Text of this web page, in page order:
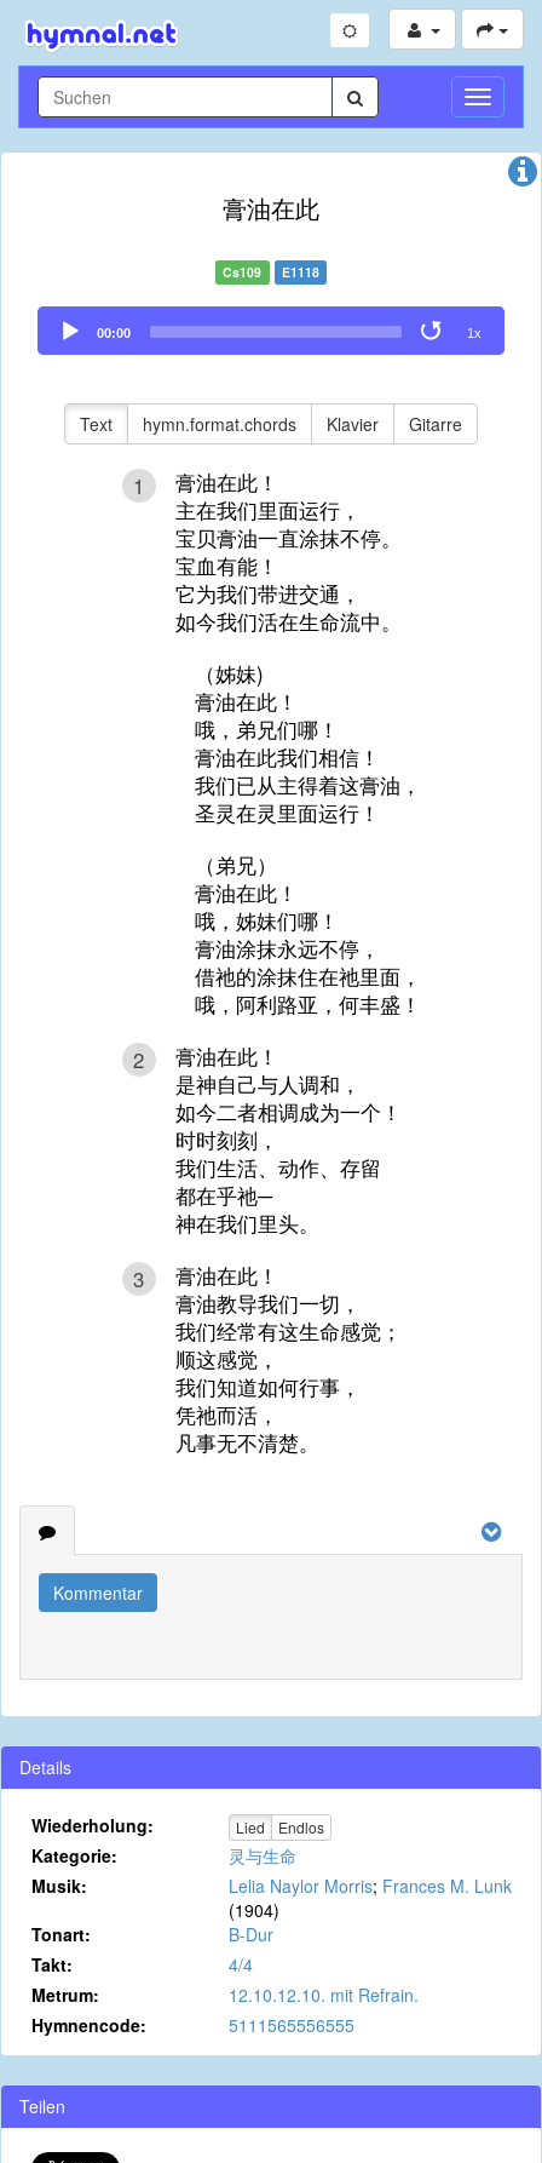
膏油在此
Cs109 E1118
Audio
Player
00:00 1x
Text hymn.format.chords Klavier Gitarre
1
膏油在此！
主在我们里面运行，
宝贝膏油一直涂抹不停。
宝血有能！
它为我们带进交通，
如今我们活在生命流中。
（姊妹)
膏油在此！
哦，弟兄们哪！
膏油在此我们相信！
我们已从主得着这膏油，
圣灵在灵里面运行！
（弟兄）
膏油在此！
哦，姊妹们哪！
膏油涂抹永远不停，
借祂的涂抹住在祂里面，
哦，阿利路亚，何丰盛！
2
膏油在此！
是神自己与人调和，
如今二者相调成为一个！
时时刻刻，
我们生活、动作、存留
都在乎祂─
神在我们里头。
3
膏油在此！
膏油教导我们一切，
我们经常有这生命感觉；
顺这感觉，
我们知道如何行事，
凭祂而活，
凡事无不清楚。
Kommentar
Details
Wiederholung: Lied Endlos
Kategorie:
灵与生命
Musik:
Lelia Naylor Morris; Frances M. Lunk
(1904)
Tonart:
B-Dur
Takt:
4/4
Metrum:
12.10.12.10. mit Refrain.
Hymnencode:
5111565556555
Teilen